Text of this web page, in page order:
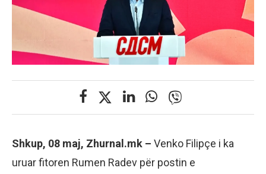
Shkup, 08 maj, Zhurnal.mk – Venko Filipçe i ka
uruar fitoren Rumen Radev për postin e